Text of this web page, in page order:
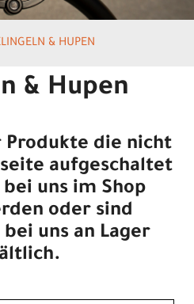
& HUPEN
& Hupen
die nicht
aufgeschaltet
uns im Shop
oder sind
uns an Lager